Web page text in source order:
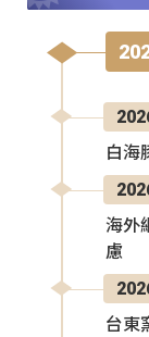
白海
海外
慮
台東